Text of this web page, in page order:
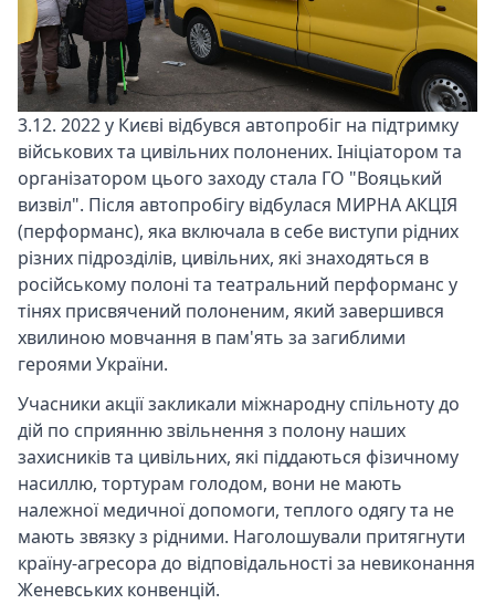
3.12. 2022 у Києві відбувся автопробіг на підтримку
військових та цивільних полонених. Ініціатором та
організатором цього заходу стала ГО "Вояцький
визвіл". Після автопробігу відбулася МИРНА АКЦІЯ
(перформанс), яка включала в себе виступи рідних
різних підрозділів, цивільних, які знаходяться в
російському полоні та театральний перформанс у
тінях присвячений полоненим, який завершився
хвилиною мовчання в пам'ять за загиблими
героями України.
Учасники акції закликали міжнародну спільноту до
дій по сприянню звільнення з полону наших
захисників та цивільних, які піддаються фізичному
насиллю, тортурам голодом, вони не мають
належної медичної допомоги, теплого одягу та не
мають звязку з рідними. Наголошували притягнути
країну-агресора до відповідальності за невиконання
Женевських конвенцій.